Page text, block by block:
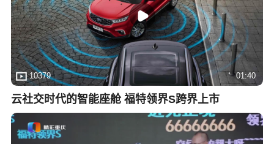
10379 01:40
云社交时代的智能座舱 福特领界S跨界上市